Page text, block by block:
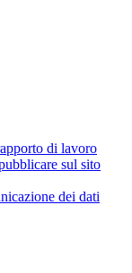
di lavoro
sul sito
dei dati